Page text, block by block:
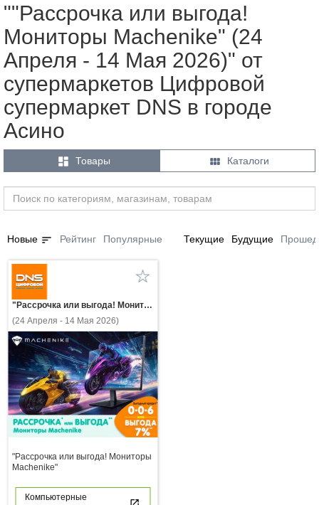
""Рассрочка или выгода!
Мониторы Machenike" (24
Апреля - 14 Мая 2026)" от
супермаркетов Цифровой
супермаркет DNS в городе
Асино
 Товары  Каталоги
Новые sort Рейтинг Популярные Текущие Будущие
"Рассрочка или выгода! Мониторы Machenike"
(24 Апреля - 14 Мая 2026)
"Рассрочка или выгода! Мониторы
Machenike"
Компьютерные